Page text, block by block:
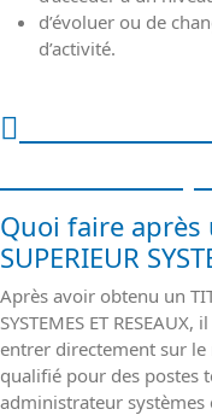
d’évoluer ou de
d’activité.
Quoi faire après
SUPERIEUR
Après avoir obtenu un
SYSTEMES ET
entrer directement sur
qualifié pour des postes
administrateur systèmes